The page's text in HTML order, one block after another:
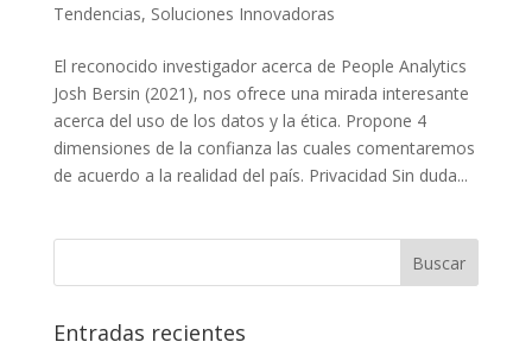
Tendencias, Soluciones Innovadoras
El reconocido investigador acerca de People Analytics
Josh Bersin (2021), nos ofrece una mirada interesante
acerca del uso de los datos y la ética. Propone 4
dimensiones de la confianza las cuales comentaremos
de acuerdo a la realidad del país. Privacidad Sin duda...
Entradas recientes